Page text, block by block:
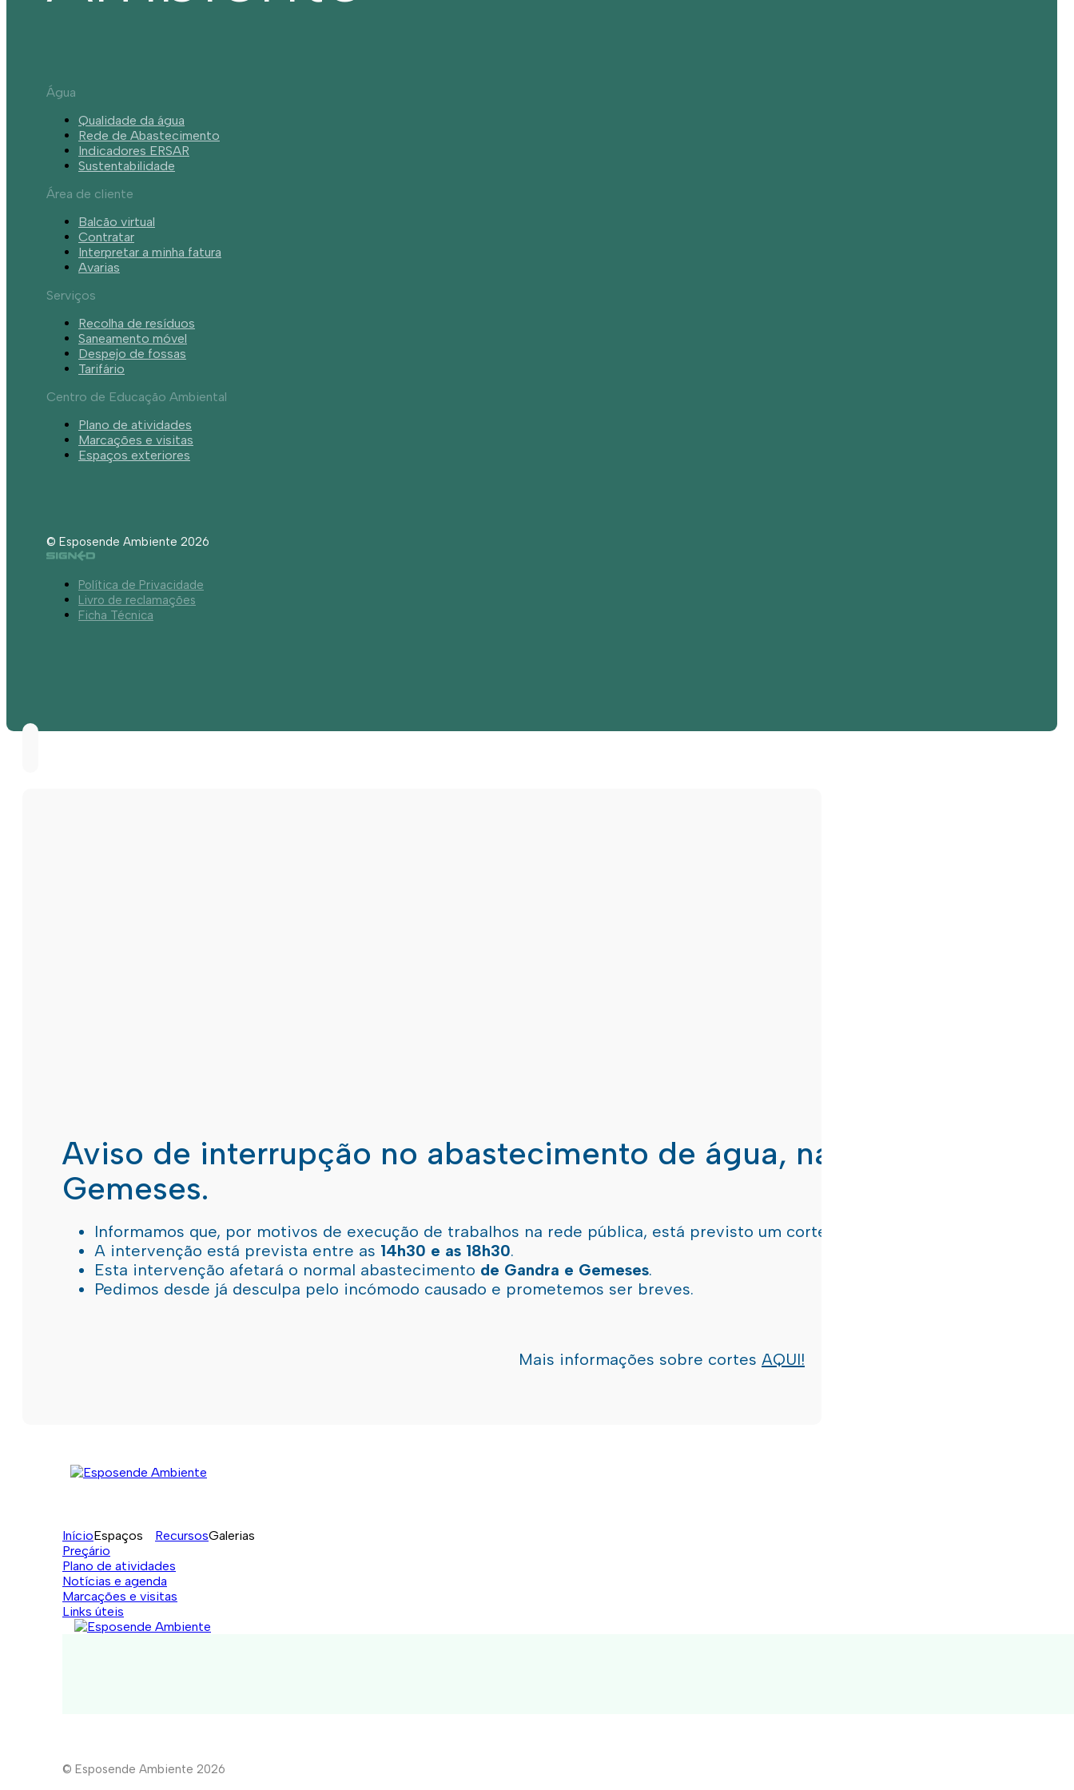
Água
Qualidade da água
Rede de Abastecimento
Indicadores ERSAR
Sustentabilidade
Área de cliente
Balcão virtual
Contratar
Interpretar a minha fatura
Avarias
Serviços
Recolha de resíduos
Saneamento móvel
Despejo de fossas
Tarifário
Centro de Educação Ambiental
Plano de atividades
Marcações e visitas
Espaços exteriores
© Esposende Ambiente 2026
Política de Privacidade
Livro de reclamações
Ficha Técnica
Aviso de interrupção no abastecimento de água, nas freguesias de
Gemeses.
Informamos que, por motivos de execução de trabalhos na rede pública, está previsto um corte de água
A intervenção está prevista entre as 14h30 e as 18h30.
Esta intervenção afetará o normal abastecimento de Gandra e Gemeses.
Pedimos desde já desculpa pelo incómodo causado e prometemos ser breves.
Mais informações sobre cortes AQUI!
InícioEspaços RecursosGalerias
Preçário
Plano de atividades
Notícias e agenda
Marcações e visitas
Links úteis
© Esposende Ambiente 2026